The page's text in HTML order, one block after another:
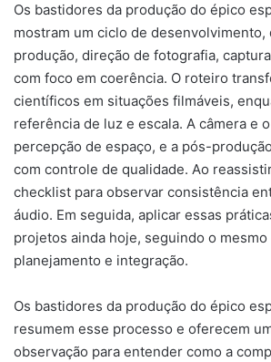
Os bastidores da produção do épico
mostram um ciclo de desenvolvimento,
produção, direção de fotografia,
com foco em coerência. O roteiro
científicos em situações filmáveis,
referência de luz e escala. A câmera e
percepção de espaço, e a pós-
com controle de qualidade. Ao
checklist para observar consistência
áudio. Em seguida, aplicar essas
projetos ainda hoje, seguindo o mesmo
planejamento e integração.
Os bastidores da produção do épico
resumem esse processo e oferecem
observação para entender como a